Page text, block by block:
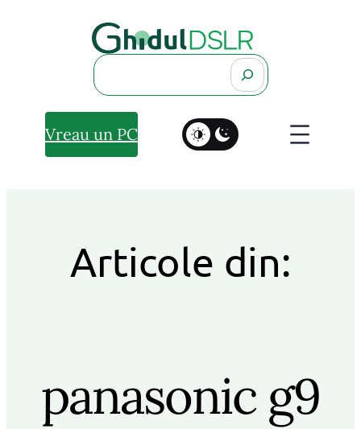
Search
Vreau un PC
Articole din:
panasonic g9